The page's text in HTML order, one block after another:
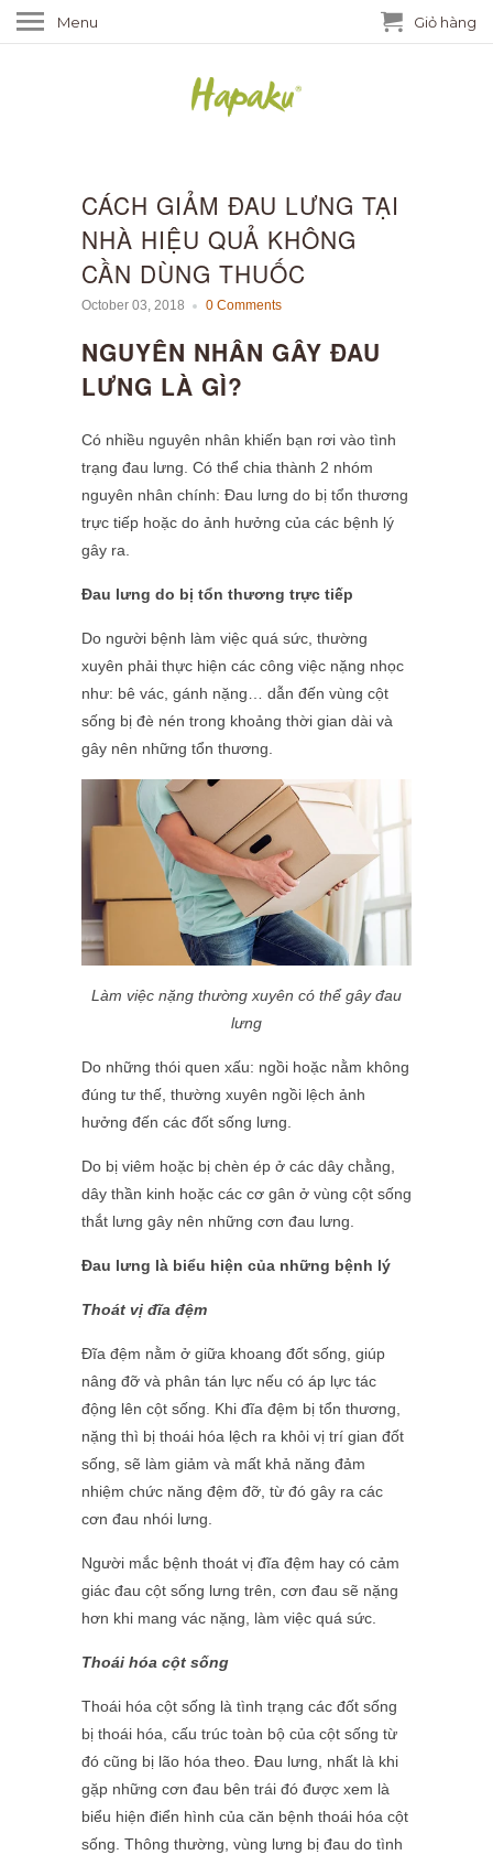
CÁCH GIẢM ĐAU LƯNG TẠI
NHÀ HIỆU QUẢ KHÔNG
CẦN DÙNG THUỐC
October 03, 2018 0 Comments
NGUYÊN NHÂN GÂY ĐAU
LƯNG LÀ GÌ?
Có nhiều nguyên nhân khiến bạn rơi vào tình
trạng đau lưng. Có thể chia thành 2 nhóm
nguyên nhân chính: Đau lưng do bị tổn thương
trực tiếp hoặc do ảnh hưởng của các bệnh lý
gây ra.
Đau lưng do bị tổn thương trực tiếp
Do người bệnh làm việc quá sức, thường
xuyên phải thực hiện các công việc nặng nhọc
như: bê vác, gánh nặng… dẫn đến vùng cột
sống bị đè nén trong khoảng thời gian dài và
gây nên những tổn thương.
Làm việc nặng thường xuyên có thể gây đau
lưng
Do những thói quen xấu: ngồi hoặc nằm không
đúng tư thế, thường xuyên ngồi lệch ảnh
hưởng đến các đốt sống lưng.
Do bị viêm hoặc bị chèn ép ở các dây chằng,
dây thần kinh hoặc các cơ gân ở vùng cột sống
thắt lưng gây nên những cơn đau lưng.
Đau lưng là biểu hiện của những bệnh lý
Thoát vị đĩa đệm
Đĩa đệm nằm ở giữa khoang đốt sống, giúp
nâng đỡ và phân tán lực nếu có áp lực tác
động lên cột sống. Khi đĩa đệm bị tổn thương,
nặng thì bị thoái hóa lệch ra khỏi vị trí gian đốt
sống, sẽ làm giảm và mất khả năng đảm
nhiệm chức năng đệm đỡ, từ đó gây ra các
cơn đau nhói lưng.
Người mắc bệnh thoát vị đĩa đệm hay có cảm
giác đau cột sống lưng trên, cơn đau sẽ nặng
hơn khi mang vác nặng, làm việc quá sức.
Thoái hóa cột sống
Thoái hóa cột sống là tình trạng các đốt sống
bị thoái hóa, cấu trúc toàn bộ của cột sống từ
đó cũng bị lão hóa theo. Đau lưng, nhất là khi
gặp những cơn đau bên trái đó được xem là
biểu hiện điển hình của căn bệnh thoái hóa cột
sống. Thông thường, vùng lưng bị đau do tình
Menu Giỏ hàng